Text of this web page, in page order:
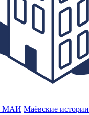
МАИ Маёвские